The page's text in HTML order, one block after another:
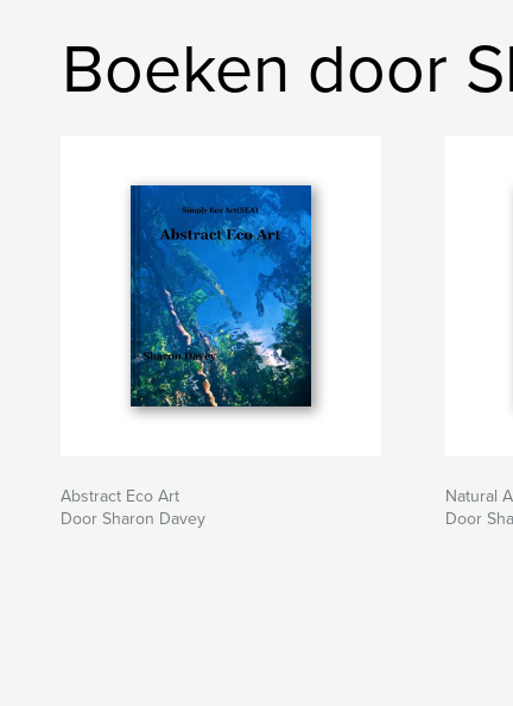
Boeken door
Abstract Eco Art
Door Sharon Davey
Natural
Door